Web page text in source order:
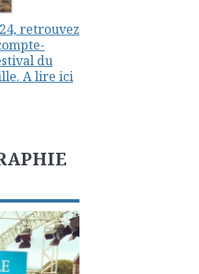
retrouvez
du
A lire ici